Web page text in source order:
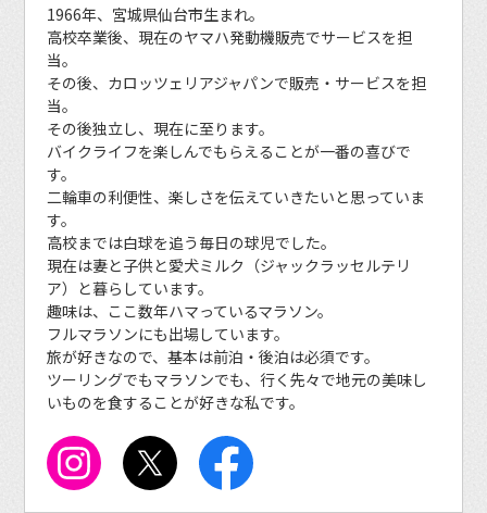
1966年、宮城県仙台市生まれ。
高校卒業後、現在のヤマハ発動機販売でサービスを担
当。
その後、カロッツェリアジャパンで販売・サービスを担
当。
その後独立し、現在に至ります。
バイクライフを楽しんでもらえることが一番の喜びで
す。
二輪車の利便性、楽しさを伝えていきたいと思っていま
す。
高校までは白球を追う毎日の球児でした。
現在は妻と子供と愛犬ミルク（ジャックラッセルテリ
ア）と暮らしています。
趣味は、ここ数年ハマっているマラソン。
フルマラソンにも出場しています。
旅が好きなので、基本は前泊・後泊は必須です。
ツーリングでもマラソンでも、行く先々で地元の美味し
いものを食することが好きな私です。